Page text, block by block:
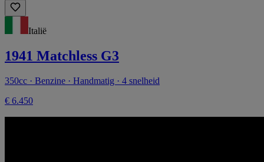
Italië
1941 Matchless G3
350cc · Benzine · Handmatig · 4 snelheid
€ 6.450